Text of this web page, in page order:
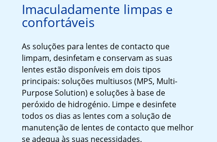
Imaculadamente limpas e
confortáveis
As soluções para lentes de contacto que
limpam, desinfetam e conservam as suas
lentes estão disponíveis em dois tipos
principais: soluções multiusos (MPS, Multi-
Purpose Solution) e soluções à base de
peróxido de hidrogénio. Limpe e desinfete
todos os dias as lentes com a solução de
manutenção de lentes de contacto que melhor
se adequa às suas necessidades.